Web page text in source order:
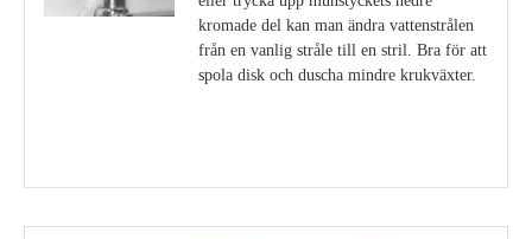
kromade del kan man ändra vattenstrålen
från en vanlig stråle till en stril. Bra för att
spola disk och duscha mindre krukväxter.